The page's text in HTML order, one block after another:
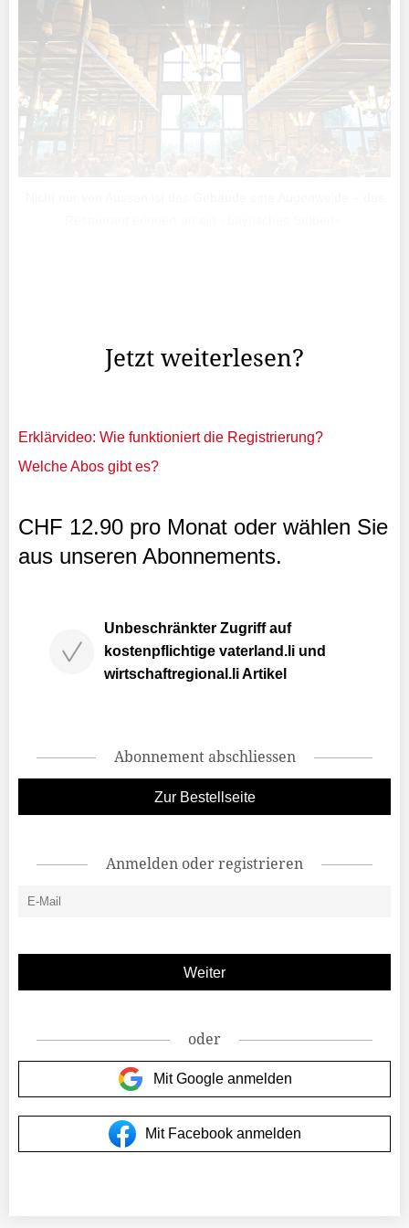
Jetzt weiterlesen?
Erklärvideo: Wie funktioniert die Registrierung?
Welche Abos gibt es?
CHF 12.90 pro Monat oder wählen Sie
aus unseren Abonnements.
Unbeschränkter Zugriff auf
kostenpflichtige vaterland.li und
wirtschaftregional.li Artikel
Abonnement abschliessen
Zur Bestellseite
Anmelden oder registrieren
oder
Mit Google anmelden
Mit Facebook anmelden